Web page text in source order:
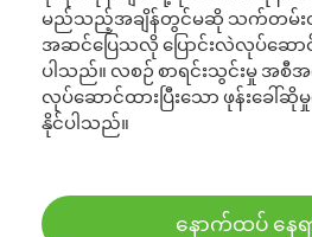
မည်သည့်အချိန်တွင်မဆို သက်တမ်း
အဆင်ပြေသလို ပြောင်းလဲလုပ်ဆေ
ပါသည်။ လစဉ် စာရင်းသွင်းမှု အစီ
လုပ်ဆောင်ထားပြီးသော ဖုန်းခေါ်ဆို
နိုင်ပါသည်။
နောက်ထပ် နေရာ